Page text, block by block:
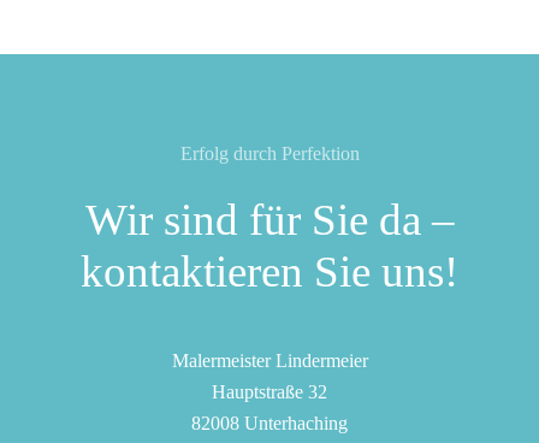
Erfolg durch Perfektion
Wir sind für Sie da –
kontaktieren Sie uns!
Malermeister Lindermeier
Hauptstraße 32
82008 Unterhaching